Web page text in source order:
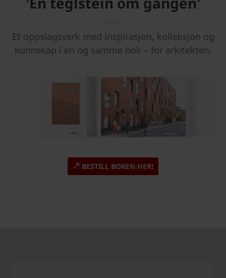
Et oppslagsverk med inspirasjon, kolleksjon og
kunnskap i en og samme bok – for arkitekten.
BESTILL BOKEN HER!